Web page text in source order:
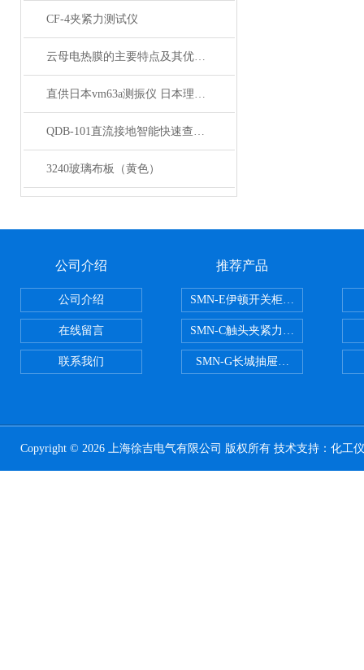
CF-4夹紧力测试仪
云母电热膜的主要特点及其优良特性
直供日本vm63a测振仪 日本理音测振仪 测振仪厂家
QDB-101直流接地智能快速查找仪
3240玻璃布板（黄色）
公司介绍
公司介绍
在线留言
联系我们
推荐产品
SMN-E伊顿开关柜触头夹紧力检
SMN-C触头夹紧力检测仪
SMN-G长城抽屉开关柜触头夹紧
Copyright © 2026 上海徐吉电气有限公司 版权所有 技术支持： 化工